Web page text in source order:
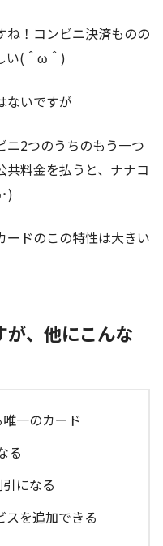
ね！コンビニ決済ものの
い(＾ω＾)
ないですが
ニ2つのうちのもう一つ
共料金を払うと、ナナコ
)
ードのこの特性は大きい
が、他にこんな
一のカード
る
になる
スを追加できる